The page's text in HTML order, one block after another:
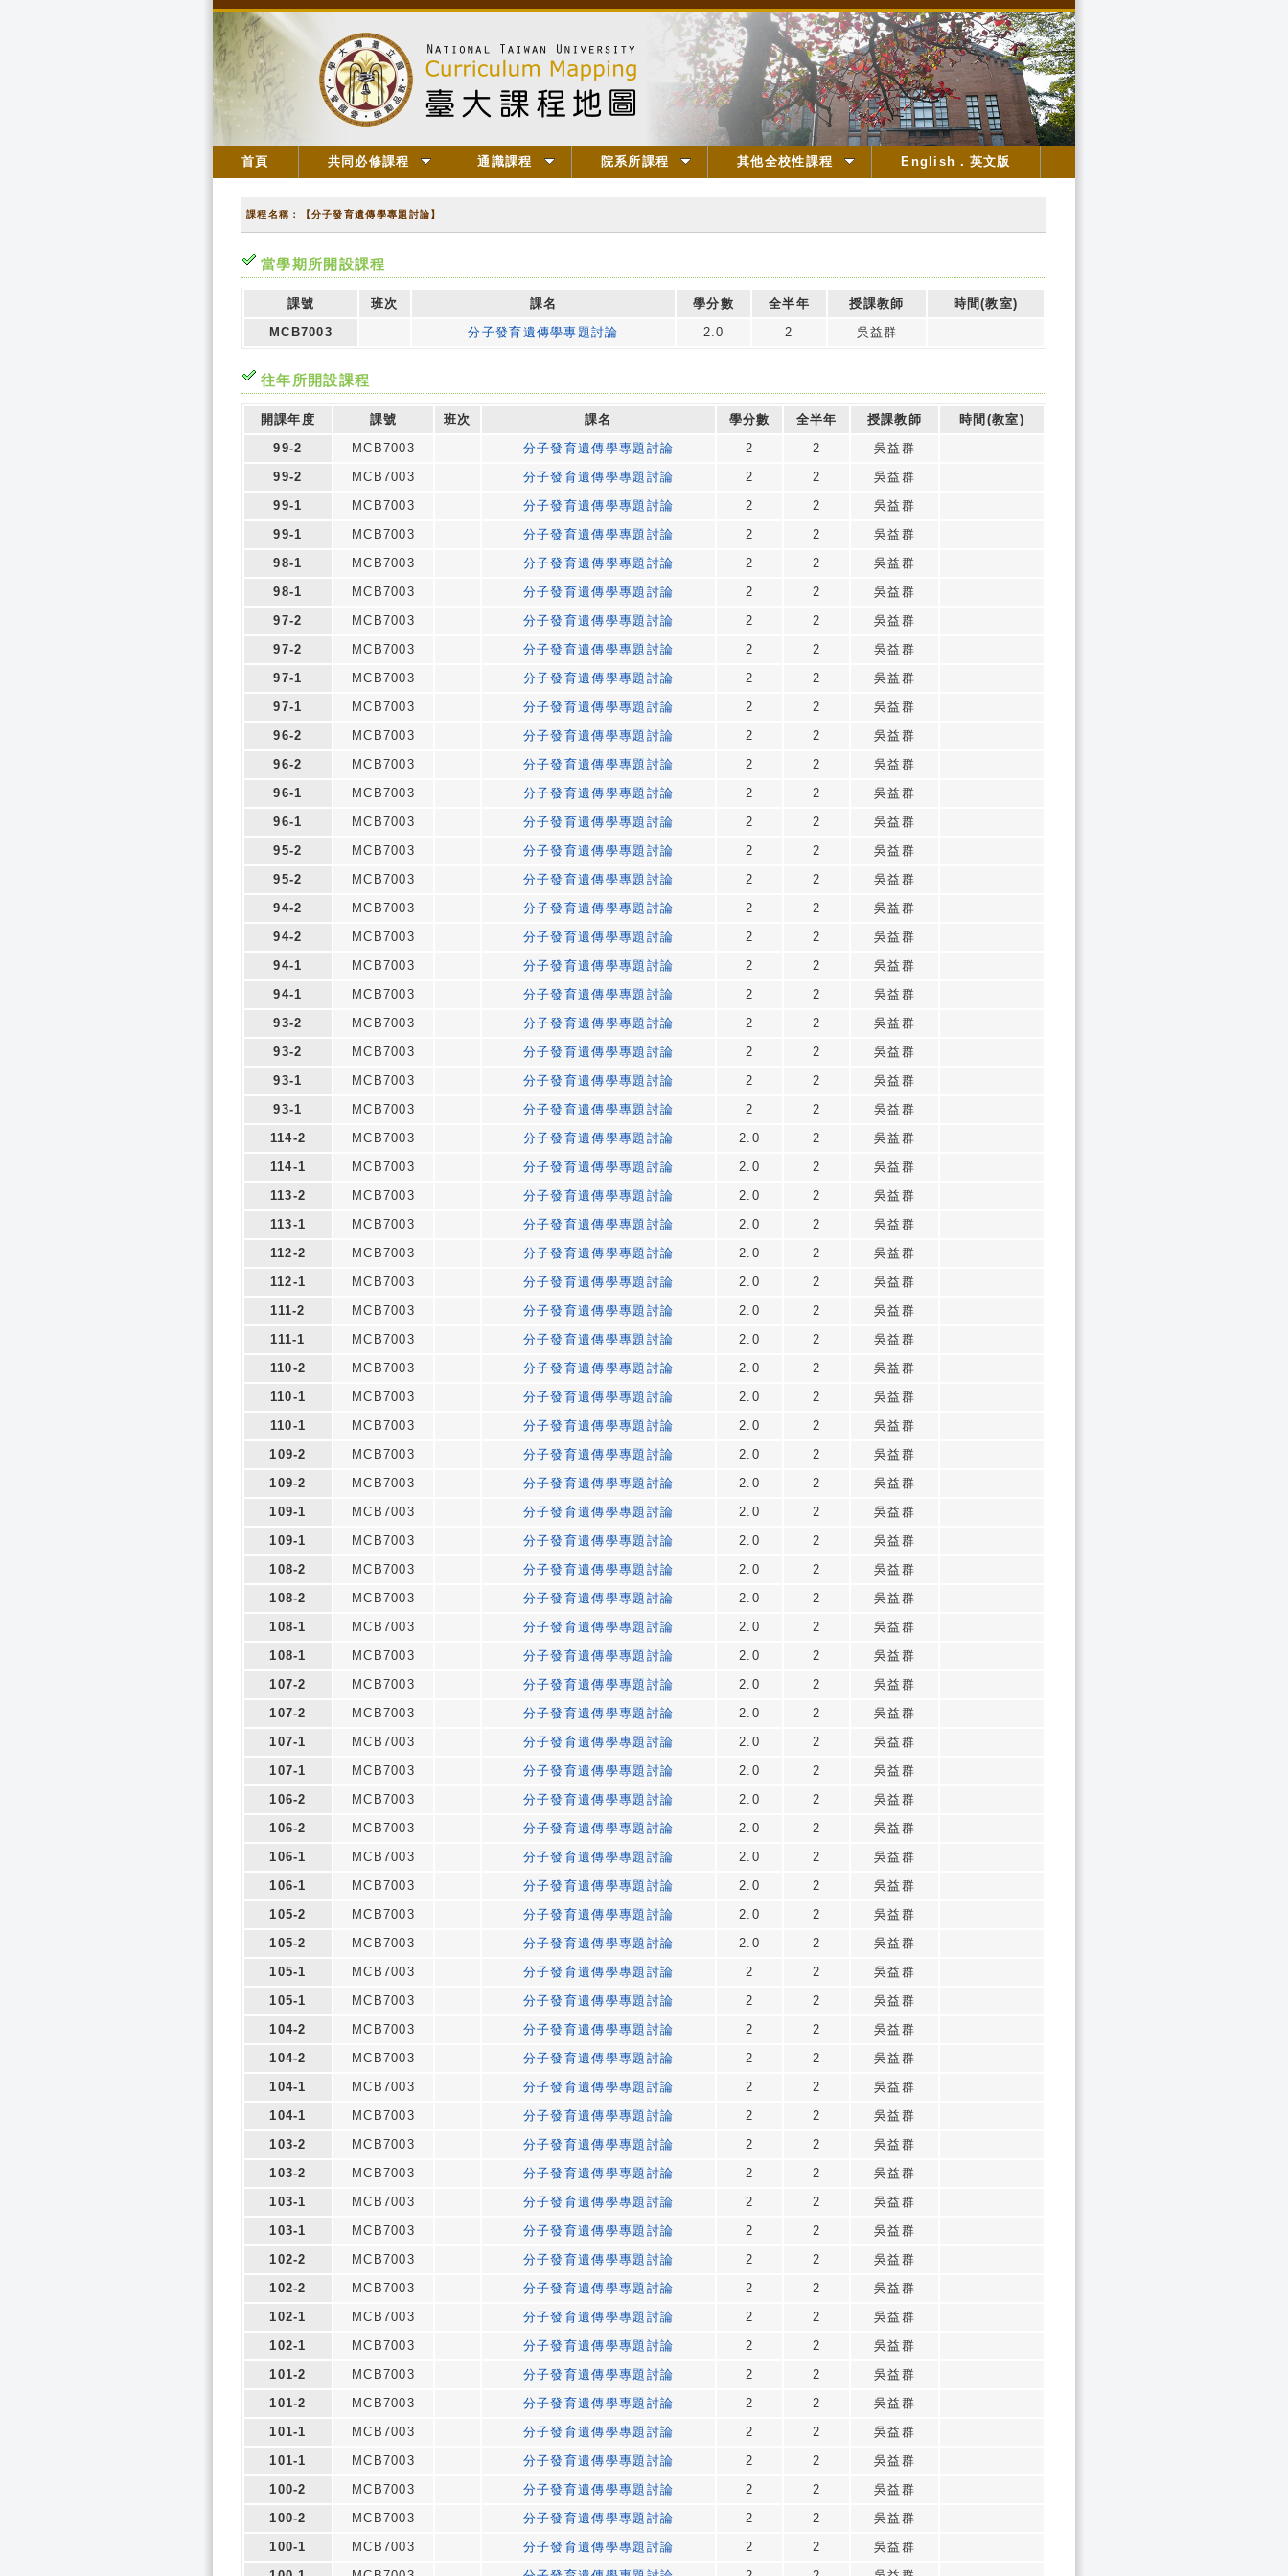
首頁 共同必修課程 通識課程 院系所課程 其他全校性課程 English．英文版
課程名稱：【分子發育遺傳學專題討論】
當學期所開設課程
課號 班次 課名 學分數 全半年 授課教師
時間(教室)
MCB7003
分子發育遺傳學專題討論 2.0 2 吳益群
往年所開設課程
開課年度 課號 班次 課名 學分數 全半年 授課教師
時間(教室)
99-2
MCB7003 分子發育遺傳學專題討論 2 2
吳益群
99-2
MCB7003 分子發育遺傳學專題討論 2 2
吳益群
99-1
MCB7003 分子發育遺傳學專題討論 2 2
吳益群
99-1
MCB7003 分子發育遺傳學專題討論 2 2
吳益群
98-1
MCB7003 分子發育遺傳學專題討論 2 2
吳益群
98-1
MCB7003 分子發育遺傳學專題討論 2 2
吳益群
97-2
MCB7003 分子發育遺傳學專題討論 2 2
吳益群
97-2
MCB7003 分子發育遺傳學專題討論 2 2
吳益群
97-1
MCB7003 分子發育遺傳學專題討論 2 2
吳益群
97-1
MCB7003 分子發育遺傳學專題討論 2 2
吳益群
96-2
MCB7003 分子發育遺傳學專題討論 2 2
吳益群
96-2
MCB7003 分子發育遺傳學專題討論 2 2
吳益群
96-1
MCB7003 分子發育遺傳學專題討論 2 2
吳益群
96-1
MCB7003 分子發育遺傳學專題討論 2 2
吳益群
95-2
MCB7003 分子發育遺傳學專題討論 2 2
吳益群
95-2
MCB7003 分子發育遺傳學專題討論 2 2
吳益群
94-2
MCB7003 分子發育遺傳學專題討論 2 2
吳益群
94-2
MCB7003 分子發育遺傳學專題討論 2 2
吳益群
94-1
MCB7003 分子發育遺傳學專題討論 2 2
吳益群
94-1
MCB7003 分子發育遺傳學專題討論 2 2
吳益群
93-2
MCB7003 分子發育遺傳學專題討論 2 2
吳益群
93-2
MCB7003 分子發育遺傳學專題討論 2 2
吳益群
93-1
MCB7003 分子發育遺傳學專題討論 2 2
吳益群
93-1
MCB7003 分子發育遺傳學專題討論 2 2
吳益群
114-2
MCB7003 分子發育遺傳學專題討論 2.0 2
吳益群
114-1
MCB7003 分子發育遺傳學專題討論 2.0 2
吳益群
113-2
MCB7003 分子發育遺傳學專題討論 2.0 2
吳益群
113-1
MCB7003 分子發育遺傳學專題討論 2.0 2
吳益群
112-2
MCB7003 分子發育遺傳學專題討論 2.0 2
吳益群
112-1
MCB7003 分子發育遺傳學專題討論 2.0 2
吳益群
111-2
MCB7003 分子發育遺傳學專題討論 2.0 2
吳益群
111-1
MCB7003 分子發育遺傳學專題討論 2.0 2
吳益群
110-2
MCB7003 分子發育遺傳學專題討論 2.0 2
吳益群
110-1
MCB7003 分子發育遺傳學專題討論 2.0 2
吳益群
110-1
MCB7003 分子發育遺傳學專題討論 2.0 2
吳益群
109-2
MCB7003 分子發育遺傳學專題討論 2.0 2
吳益群
109-2
MCB7003 分子發育遺傳學專題討論 2.0 2
吳益群
109-1
MCB7003 分子發育遺傳學專題討論 2.0 2
吳益群
109-1
MCB7003 分子發育遺傳學專題討論 2.0 2
吳益群
108-2
MCB7003 分子發育遺傳學專題討論 2.0 2
吳益群
108-2
MCB7003 分子發育遺傳學專題討論 2.0 2
吳益群
108-1
MCB7003 分子發育遺傳學專題討論 2.0 2
吳益群
108-1
MCB7003 分子發育遺傳學專題討論 2.0 2
吳益群
107-2
MCB7003 分子發育遺傳學專題討論 2.0 2
吳益群
107-2
MCB7003 分子發育遺傳學專題討論 2.0 2
吳益群
107-1
MCB7003 分子發育遺傳學專題討論 2.0 2
吳益群
107-1
MCB7003 分子發育遺傳學專題討論 2.0 2
吳益群
106-2
MCB7003 分子發育遺傳學專題討論 2.0 2
吳益群
106-2
MCB7003 分子發育遺傳學專題討論 2.0 2
吳益群
106-1
MCB7003 分子發育遺傳學專題討論 2.0 2
吳益群
106-1
MCB7003 分子發育遺傳學專題討論 2.0 2
吳益群
105-2
MCB7003 分子發育遺傳學專題討論 2.0 2
吳益群
105-2
MCB7003 分子發育遺傳學專題討論 2.0 2
吳益群
105-1
MCB7003 分子發育遺傳學專題討論 2 2
吳益群
105-1
MCB7003 分子發育遺傳學專題討論 2 2
吳益群
104-2
MCB7003 分子發育遺傳學專題討論 2 2
吳益群
104-2
MCB7003 分子發育遺傳學專題討論 2 2
吳益群
104-1
MCB7003 分子發育遺傳學專題討論 2 2
吳益群
104-1
MCB7003 分子發育遺傳學專題討論 2 2
吳益群
103-2
MCB7003 分子發育遺傳學專題討論 2 2
吳益群
103-2
MCB7003 分子發育遺傳學專題討論 2 2
吳益群
103-1
MCB7003 分子發育遺傳學專題討論 2 2
吳益群
103-1
MCB7003 分子發育遺傳學專題討論 2 2
吳益群
102-2
MCB7003 分子發育遺傳學專題討論 2 2
吳益群
102-2
MCB7003 分子發育遺傳學專題討論 2 2
吳益群
102-1
MCB7003 分子發育遺傳學專題討論 2 2
吳益群
102-1
MCB7003 分子發育遺傳學專題討論 2 2
吳益群
101-2
MCB7003 分子發育遺傳學專題討論 2 2
吳益群
101-2
MCB7003 分子發育遺傳學專題討論 2 2
吳益群
101-1
MCB7003 分子發育遺傳學專題討論 2 2
吳益群
101-1
MCB7003 分子發育遺傳學專題討論 2 2
吳益群
100-2
MCB7003 分子發育遺傳學專題討論 2 2
吳益群
100-2
MCB7003 分子發育遺傳學專題討論 2 2
吳益群
100-1
MCB7003 分子發育遺傳學專題討論 2 2
吳益群